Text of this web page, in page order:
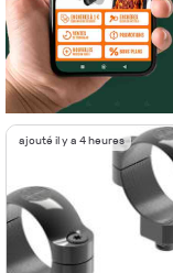
ajouté il y a 4 heures